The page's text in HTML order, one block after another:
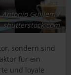
Antonio Guillem /
shutterstock.com
sondern sind
für ein
und loyale